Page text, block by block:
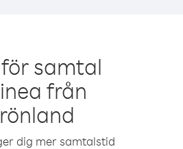
samtal
från
dig mer samtalstid